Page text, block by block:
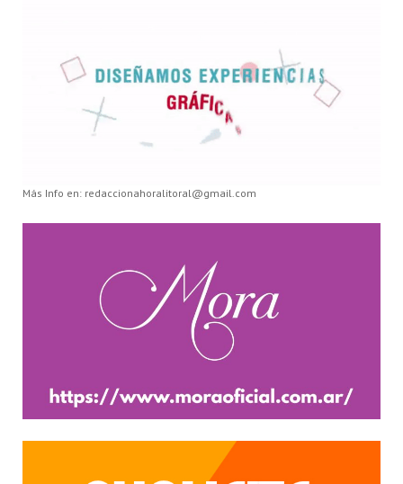
Más Info en: redaccionahoralitoral@gmail.com